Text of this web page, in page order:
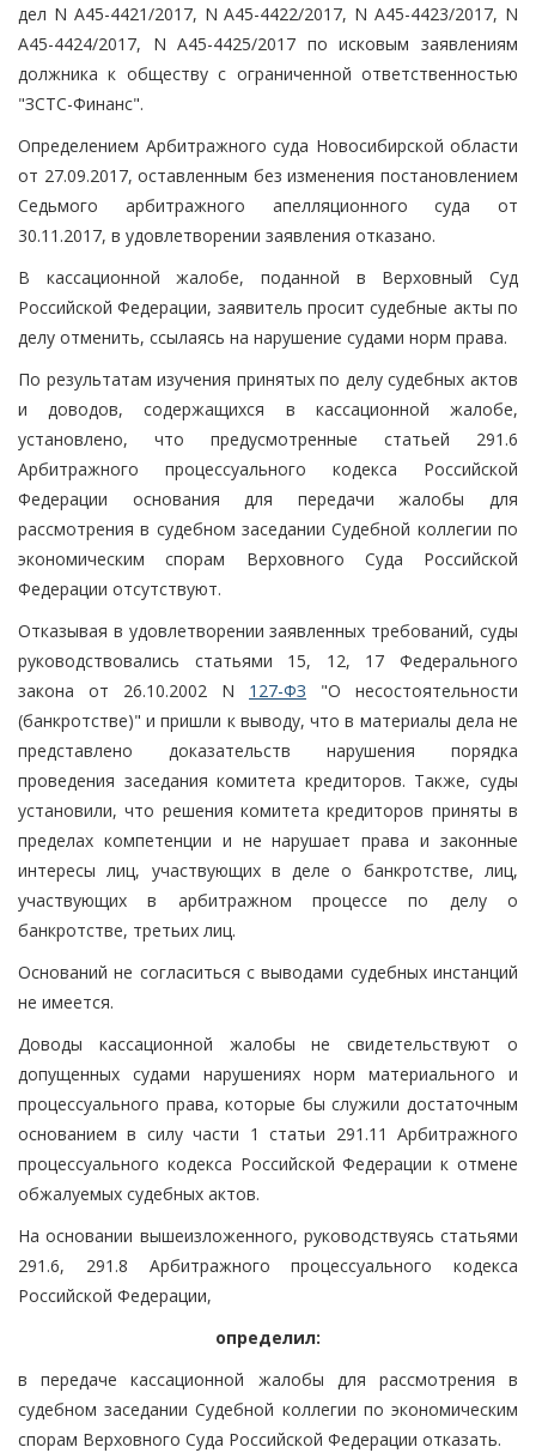
дел N А45-4421/2017, N А45-4422/2017, N А45-4423/2017, N
А45-4424/2017, N А45-4425/2017 по исковым заявлениям
должника к обществу с ограниченной ответственностью
"ЗСТС-Финанс".
Определением Арбитражного суда Новосибирской области
от 27.09.2017, оставленным без изменения постановлением
Седьмого арбитражного апелляционного суда от
30.11.2017, в удовлетворении заявления отказано.
В кассационной жалобе, поданной в Верховный Суд
Российской Федерации, заявитель просит судебные акты по
делу отменить, ссылаясь на нарушение судами норм права.
По результатам изучения принятых по делу судебных актов
и доводов, содержащихся в кассационной жалобе,
установлено, что предусмотренные статьей 291.6
Арбитражного процессуального кодекса Российской
Федерации основания для передачи жалобы для
рассмотрения в судебном заседании Судебной коллегии по
экономическим спорам Верховного Суда Российской
Федерации отсутствуют.
Отказывая в удовлетворении заявленных требований, суды
руководствовались статьями 15, 12, 17 Федерального
закона от 26.10.2002 N 127-ФЗ "О несостоятельности
(банкротстве)" и пришли к выводу, что в материалы дела не
представлено доказательств нарушения порядка
проведения заседания комитета кредиторов. Также, суды
установили, что решения комитета кредиторов приняты в
пределах компетенции и не нарушает права и законные
интересы лиц, участвующих в деле о банкротстве, лиц,
участвующих в арбитражном процессе по делу о
банкротстве, третьих лиц.
Оснований не согласиться с выводами судебных инстанций
не имеется.
Доводы кассационной жалобы не свидетельствуют о
допущенных судами нарушениях норм материального и
процессуального права, которые бы служили достаточным
основанием в силу части 1 статьи 291.11 Арбитражного
процессуального кодекса Российской Федерации к отмене
обжалуемых судебных актов.
На основании вышеизложенного, руководствуясь статьями
291.6, 291.8 Арбитражного процессуального кодекса
Российской Федерации,
определил:
в передаче кассационной жалобы для рассмотрения в
судебном заседании Судебной коллегии по экономическим
спорам Верховного Суда Российской Федерации отказать.